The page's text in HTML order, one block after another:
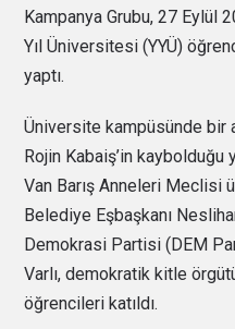
Kampanya Grubu, 27 Eylül
Yıl Üniversitesi (YYÜ)
yaptı.
Üniversite kampüsünde bir
Rojin Kabaiş’in kaybolduğu
Van Barış Anneleri Meclisi
Belediye Eşbaşkanı
Demokrasi Partisi (DEM
Varlı, demokratik kitle
öğrencileri katıldı.